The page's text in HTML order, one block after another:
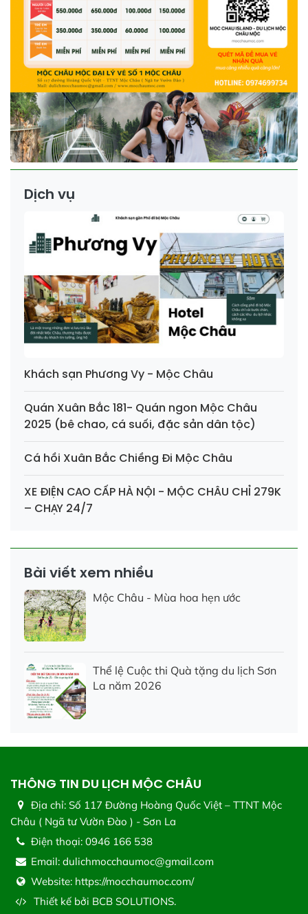
Dịch vụ
Khách sạn Phương Vy - Mộc Châu
Quán Xuân Bắc 181- Quán ngon Mộc Châu
2025 (bê chao, cá suối, đặc sản dân tộc)
Cá hồi Xuân Bắc Chiềng Đi Mộc Châu
XE ĐIỆN CAO CẤP HÀ NỘI - MỘC CHÂU CHỈ 279K
– CHẠY 24/7
Bài viết xem nhiều
Mộc Châu - Mùa hoa hẹn ước
Thể lệ Cuộc thi Quà tặng du lịch Sơn
La năm 2026
THÔNG TIN DU LỊCH MỘC CHÂU
Địa chỉ: Số 117 Đường Hoàng Quốc Việt – TTNT Mộc
Châu ( Ngã tư Vườn Đào ) - Sơn La
Điện thoại: 0946 166 538
Email: dulichmocchaumoc@gmail.com
Website: https://mocchaumoc.com/
Thiết kế bởi BCB SOLUTIONS.